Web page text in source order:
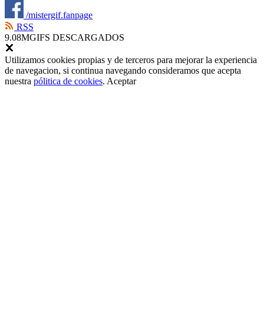
/mistergif.fanpage
RSS
9.08MGIFS DESCARGADOS
Utilizamos cookies propias y de terceros para mejorar la experiencia
de navegacion, si continua navegando consideramos que acepta
nuestra pólitica de cookies. Aceptar